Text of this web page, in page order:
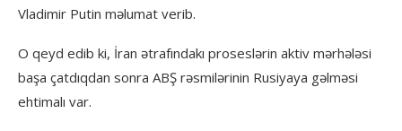
Vladimir Putin məlumat verib.
O qeyd edib ki, İran ətrafındakı proseslərin aktiv mərhələsi
başa çatdıqdan sonra ABŞ rəsmilərinin Rusiyaya gəlməsi
ehtimalı var.